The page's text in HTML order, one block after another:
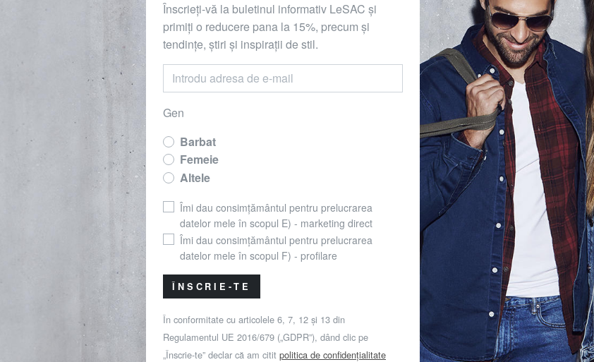
Înscrieți-vă la buletinul informativ LeSAC și
primiți o reducere pana la 15%, precum și
tendințe, știri și inspirații de stil.
Gen
Barbat
Femeie
Altele
Îmi dau consimțământul pentru prelucrarea
datelor mele în scopul E) - marketing direct
Îmi dau consimțământul pentru prelucrarea
datelor mele în scopul F) - profilare
ÎNSCRIE-TE
În conformitate cu articolele 6, 7, 12 și 13 din
Regulamentul UE 2016/679 („GDPR”), dând clic pe
„Înscrie-te” declar că am citit politica de confidențialitate